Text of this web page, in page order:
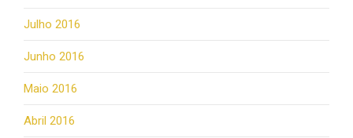
Julho 2016
Junho 2016
Maio 2016
Abril 2016